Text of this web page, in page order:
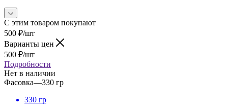
С этим товаром покупают
500 ₽/шт
Варианты цен
500 ₽/шт
Подробности
Нет в наличии
Фасовка—330 гр
330 гр